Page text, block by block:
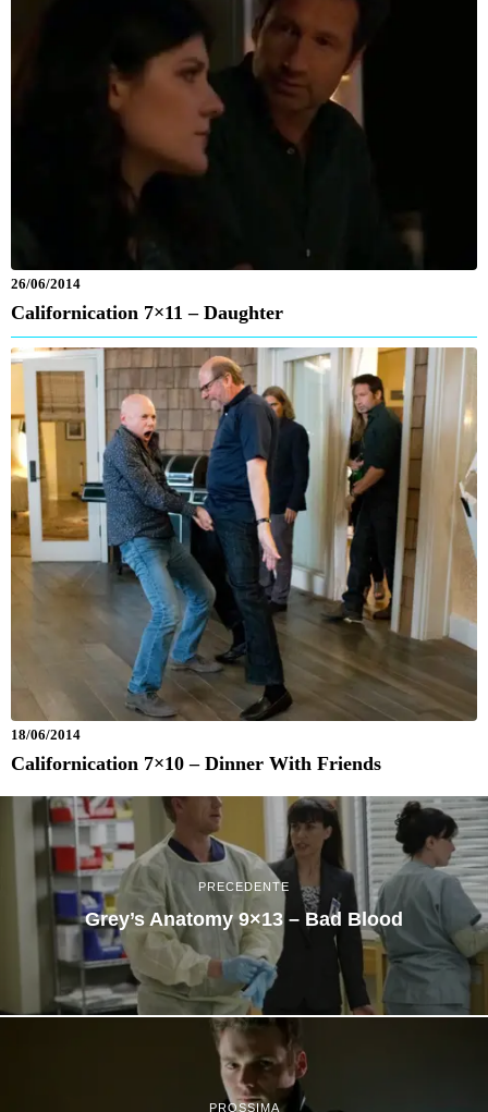
26/06/2014
Californication 7×11 – Daughter
18/06/2014
Californication 7×10 – Dinner With Friends
PRECEDENTE
Grey’s Anatomy 9×13 – Bad Blood
PROSSIMA